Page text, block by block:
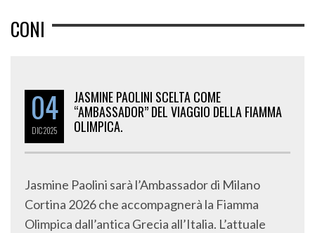
CONI
04
DIC2025
JASMINE PAOLINI SCELTA COME
“AMBASSADOR” DEL VIAGGIO DELLA FIAMMA
OLIMPICA.
Jasmine Paolini sarà l’Ambassador di Milano
Cortina 2026 che accompagnerà la Fiamma
Olimpica dall’antica Grecia all’Italia. L’attuale